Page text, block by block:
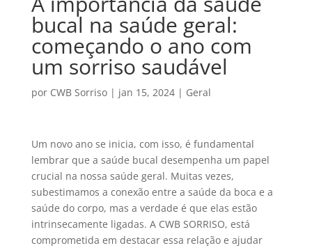
bucal na saúde geral:
começando o ano com
um sorriso saudável
por CWB Sorriso| jan 15, 2024| Geral
Um novo ano se inicia, com isso, é fundamental
lembrar que a saúde bucal desempenha um papel
crucial na nossa saúde geral. Muitas vezes,
subestimamos a conexão entre a saúde da boca e a
saúde do corpo, mas a verdade é que elas estão
intrinsecamente ligadas. A CWB SORRISO, está
comprometida em destacar essa relação e ajudar